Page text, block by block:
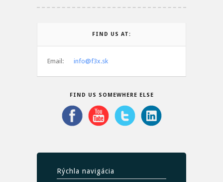
FIND US AT:
Email: info@f3x.sk
FIND US SOMEWHERE ELSE
Rýchla navigácia